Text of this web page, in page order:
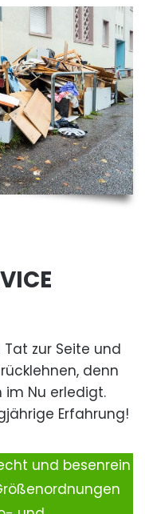
zur Seite und
denn
im Nu erledigt.
Erfahrung!
und besenrein